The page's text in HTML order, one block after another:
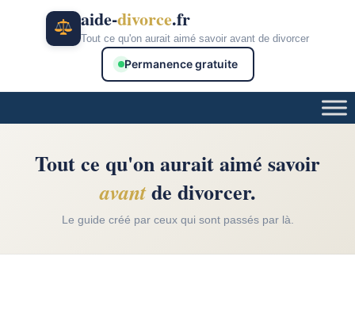
aide-divorce.fr
Tout ce qu'on aurait aimé savoir avant de divorcer
Permanence gratuite
Tout ce qu'on aurait aimé savoir
avantde divorcer.
Le guide créé par ceux qui sont passés par là.